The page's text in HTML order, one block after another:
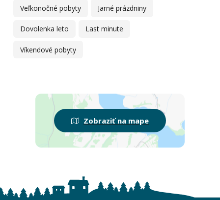
Veľkonočné pobyty Jarné prázdniny
Dovolenka leto Last minute
Víkendové pobyty
Zobraziť na mape